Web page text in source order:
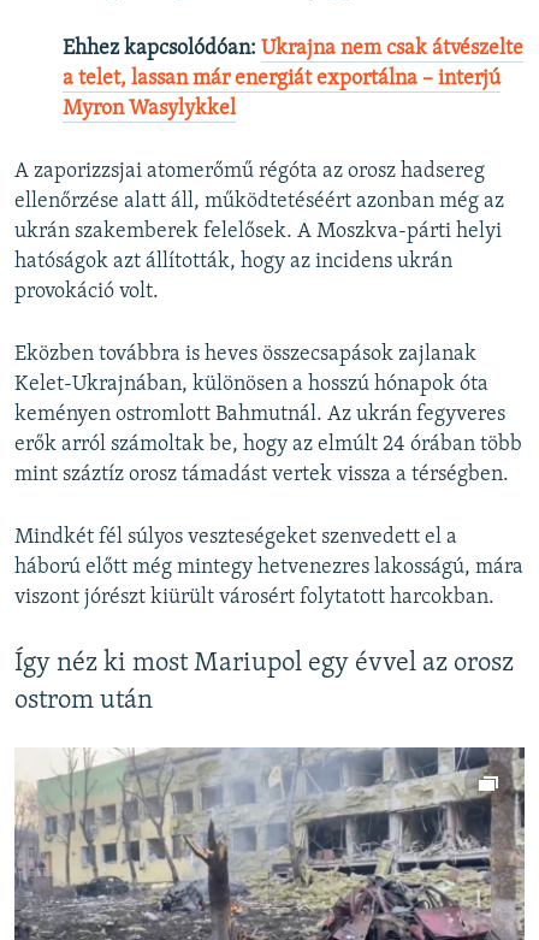
Ehhez kapcsolódóan: Ukrajna nem csak átvészelte
a telet, lassan már energiát exportálna – interjú
Myron Wasylykkel
A zaporizzsjai atomerőmű régóta az orosz hadsereg
ellenőrzése alatt áll, működtetéséért azonban még az
ukrán szakemberek felelősek. A Moszkva-párti helyi
hatóságok azt állították, hogy az incidens ukrán
provokáció volt.
Eközben továbbra is heves összecsapások zajlanak
Kelet-Ukrajnában, különösen a hosszú hónapok óta
keményen ostromlott Bahmutnál. Az ukrán fegyveres
erők arról számoltak be, hogy az elmúlt 24 órában több
mint száztíz orosz támadást vertek vissza a térségben.
Mindkét fél súlyos veszteségeket szenvedett el a
háború előtt még mintegy hetvenezres lakosságú, mára
viszont jórészt kiürült városért folytatott harcokban.
Így néz ki most Mariupol egy évvel az orosz
ostrom után